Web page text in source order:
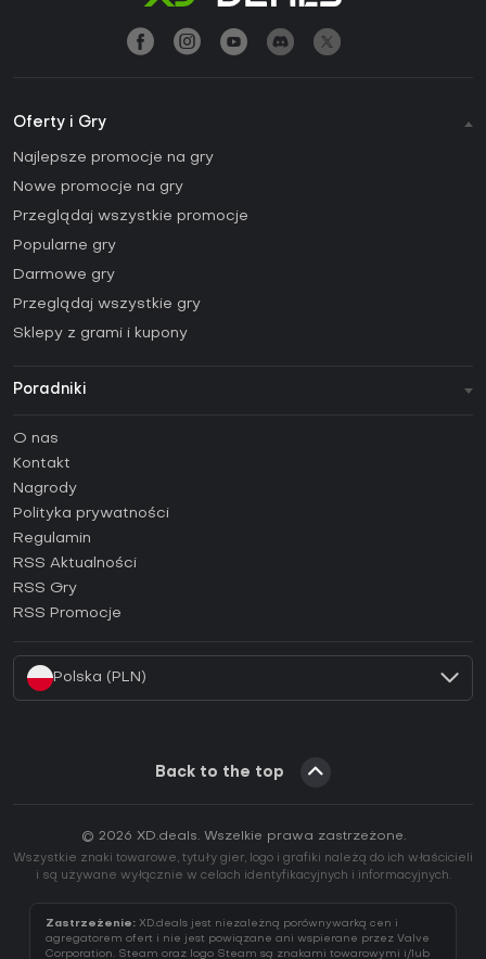
Oferty i Gry
Najlepsze promocje na gry
Nowe promocje na gry
Przeglądaj wszystkie promocje
Popularne gry
Darmowe gry
Przeglądaj wszystkie gry
Sklepy z grami i kupony
Poradniki
Poradniki
Jak aktywować klucz Steam (CD Key)?
Jak aktywować klucz Epic Games (CD Key)?
Jak aktywować klucz GOG (CD Key)?
Jak aktywować klucz Ubisoft Connect (CD Key)?
O nas
Kontakt
Nagrody
Polityka prywatności
Regulamin
RSS Aktualności
RSS Gry
RSS Promocje
Polska (PLN)
Back to the top
© 2026 XD.deals. Wszelkie prawa zastrzeżone.
Wszystkie znaki towarowe, tytuły gier, logo i grafiki należą do ich właścicieli
i są używane wyłącznie w celach identyfikacyjnych i informacyjnych.
Zastrzeżenie: XD.deals jest niezależną porównywarką cen i
agregatorem ofert i nie jest powiązane ani wspierane przez Valve
Corporation. Steam oraz logo Steam są znakami towarowymi i/lub